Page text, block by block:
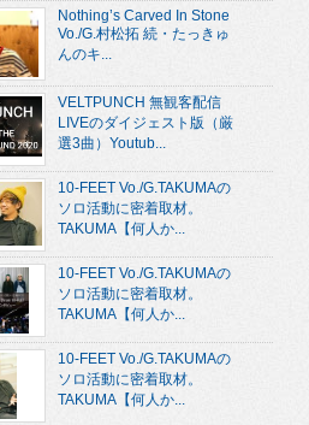
Nothing’s Carved In Stone
Vo./G.村松拓 続・たっきゅ
んのキ...
VELTPUNCH 無観客配信
LIVEのダイジェスト版（厳
選3曲）Youtub...
10-FEET Vo./G.TAKUMAの
ソロ活動に密着取材。
TAKUMA【何人か...
10-FEET Vo./G.TAKUMAの
ソロ活動に密着取材。
TAKUMA【何人か...
10-FEET Vo./G.TAKUMAの
ソロ活動に密着取材。
TAKUMA【何人か...